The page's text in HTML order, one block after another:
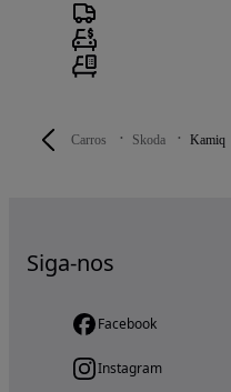
Carros Skoda Kamiq
Siga-nos
Facebook
Instagram